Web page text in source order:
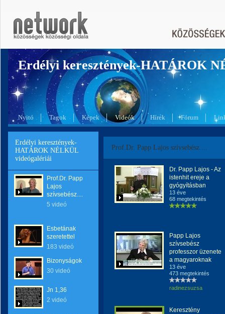
Erdélyi keresztények-HATÁROK
Nyitó Tagok Képek Videók Hírek Fórum
Erdélyi keresztények-
HATÁROK NÉLKÜL
videógalériái
Prof.Dr. Papp
Lajos
szívsebész....
5 videó
Esbetának
szeretettel
183 videó
Bizonyságok
30 videó
Jn 1,36
2 videó
Prof.Dr. Papp Lajos szívsebész....
Dr. Papp Lajos - Az
istenhit ereje a
gyógyításban
13 éve
68 megtekintés
Papp Lajos
szívsebész
professzor üzenete
a magyaroknak
13 éve
473 megtekintés
radinezsuzsa
Keresztény